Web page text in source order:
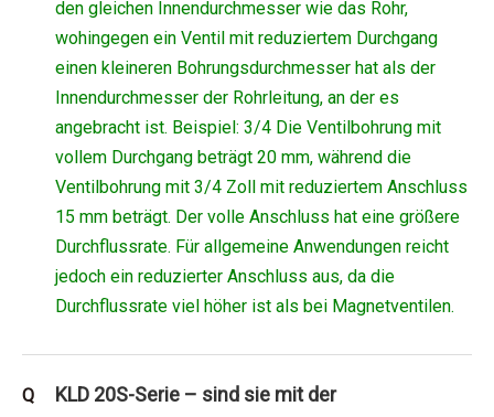
den gleichen Innendurchmesser wie das Rohr,
wohingegen ein Ventil mit reduziertem Durchgang
einen kleineren Bohrungsdurchmesser hat als der
Innendurchmesser der Rohrleitung, an der es
angebracht ist. Beispiel: 3/4 Die Ventilbohrung mit
vollem Durchgang beträgt 20 mm, während die
Ventilbohrung mit 3/4 Zoll mit reduziertem Anschluss
15 mm beträgt. Der volle Anschluss hat eine größere
Durchflussrate. Für allgemeine Anwendungen reicht
jedoch ein reduzierter Anschluss aus, da die
Durchflussrate viel höher ist als bei Magnetventilen.
Q
KLD 20S-Serie – sind sie mit der